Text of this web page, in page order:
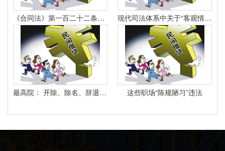
《合同法》第一百二十二条规定：“因当事人一方的违约行为侵害对方人身、财产权益的受损害方有权选择依照本法要求其承担违约责任或者依照其他法律要求其承担侵权责任。 现代司法体系中关于“客观情况出现重大变化”的法律规定有哪些
最高院： 开除、除名、辞退与解除劳动合同之间有什么区别？ 这些职场“陈规陋习”违法